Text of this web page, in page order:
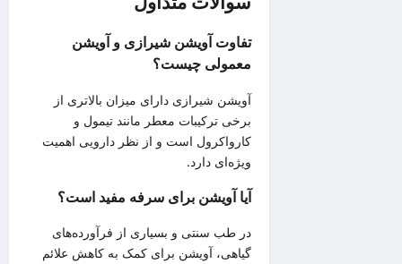
تفاوت آویشن شیرازی و آویشن
معمولی چیست؟
آویشن شیرازی دارای میزان بالاتری از
برخی ترکیبات معطر مانند تیمول و
کارواکرول است و از نظر دارویی اهمیت
ویژه‌ای دارد.
آیا آویشن برای سرفه مفید است؟
در طب سنتی و بسیاری از فرآورده‌های
گیاهی، آویشن برای کمک به کاهش علائم